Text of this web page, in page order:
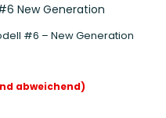
New Generation
#6 – New Generation
abweichend)